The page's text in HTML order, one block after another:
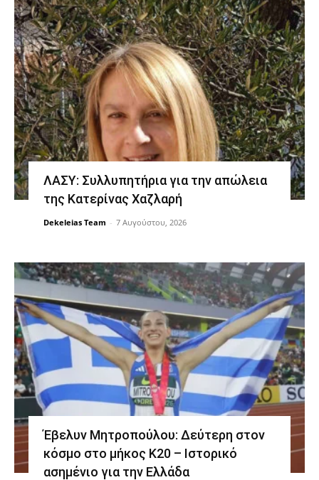
ΛΑΣΥ: Συλλυπητήρια για την απώλεια
της Κατερίνας Χαζλαρή
Dekeleias Team - 7 Αυγούστου, 2026
Έβελυν Μητροπούλου: Δεύτερη στον
κόσμο στο μήκος Κ20 – Ιστορικό
ασημένιο για την Ελλάδα